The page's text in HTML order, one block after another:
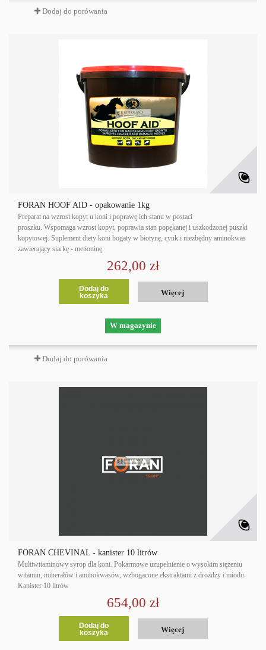
Dodaj do porówania
FORAN HOOF AID - opakowanie 1kg
Preparat na wzrost kopyt u koni i poprawę ich stanu w postaci
proszku. Wspomaga wzrost kopyt, poprawia stan popękanej i uszkodzonej puszki
kopytowej. Suplement diety koni bogaty w biotynę, cynk i niezbędny aminokwas
zawierający siarkę - metioninę.
262,00 zł
Dodaj do
koszyka
Więcej
W magazynie
Dodaj do porówania
FORAN CHEVINAL - kanister 10 litrów
Multiwitaminowy syrop dla koni. Pokarmowe uzupełnienie o wysokim stężeniu
witamin, minerałów i aminokwasów, wzbogacone ekstraktami z drożdży i miodu.
Kanister 10 litrów
654,00 zł
Dodaj do
koszyka
Więcej